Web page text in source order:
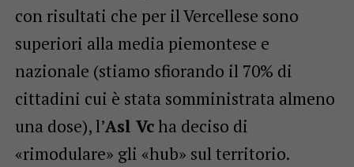
con risultati che per il Vercellese sono
superiori alla media piemontese e
nazionale (stiamo sfiorando il 70% di
cittadini cui è stata somministrata almeno
una dose), l’Asl Vcha deciso di
«rimodulare» gli «hub» sul territorio.